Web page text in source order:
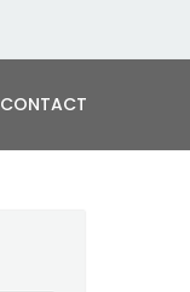
CONTACT